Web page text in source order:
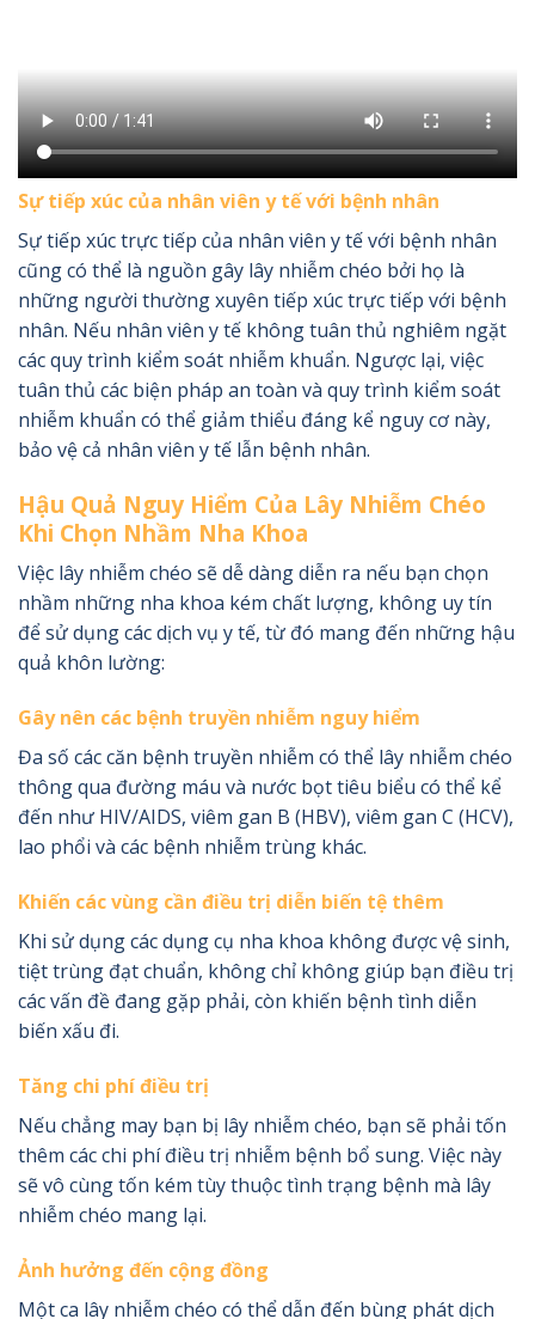
Sự tiếp xúc của nhân viên y tế với bệnh nhân
Sự tiếp xúc trực tiếp của nhân viên y tế với bệnh nhân
cũng có thể là nguồn gây lây nhiễm chéo bởi họ là
những người thường xuyên tiếp xúc trực tiếp với bệnh
nhân. Nếu nhân viên y tế không tuân thủ nghiêm ngặt
các quy trình kiểm soát nhiễm khuẩn. Ngược lại, việc
tuân thủ các biện pháp an toàn và quy trình kiểm soát
nhiễm khuẩn có thể giảm thiểu đáng kể nguy cơ này,
bảo vệ cả nhân viên y tế lẫn bệnh nhân.
Hậu Quả Nguy Hiểm Của Lây Nhiễm Chéo
Khi Chọn Nhầm Nha Khoa
Việc lây nhiễm chéo sẽ dễ dàng diễn ra nếu bạn chọn
nhầm những nha khoa kém chất lượng, không uy tín
để sử dụng các dịch vụ y tế, từ đó mang đến những hậu
quả khôn lường:
Gây nên các bệnh truyền nhiễm nguy hiểm
Đa số các căn bệnh truyền nhiễm có thể lây nhiễm chéo
thông qua đường máu và nước bọt tiêu biểu có thể kể
đến như HIV/AIDS, viêm gan B (HBV), viêm gan C (HCV),
lao phổi và các bệnh nhiễm trùng khác.
Khiến các vùng cần điều trị diễn biến tệ thêm
Khi sử dụng các dụng cụ nha khoa không được vệ sinh,
tiệt trùng đạt chuẩn, không chỉ không giúp bạn điều trị
các vấn đề đang gặp phải, còn khiến bệnh tình diễn
biến xấu đi.
Tăng chi phí điều trị
Nếu chẳng may bạn bị lây nhiễm chéo, bạn sẽ phải tốn
thêm các chi phí điều trị nhiễm bệnh bổ sung. Việc này
sẽ vô cùng tốn kém tùy thuộc tình trạng bệnh mà lây
nhiễm chéo mang lại.
Ảnh hưởng đến cộng đồng
Một ca lây nhiễm chéo có thể dẫn đến bùng phát dịch